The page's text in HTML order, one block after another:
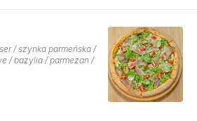
/ szynka parmeńska /
/ bazylia / parmezan /